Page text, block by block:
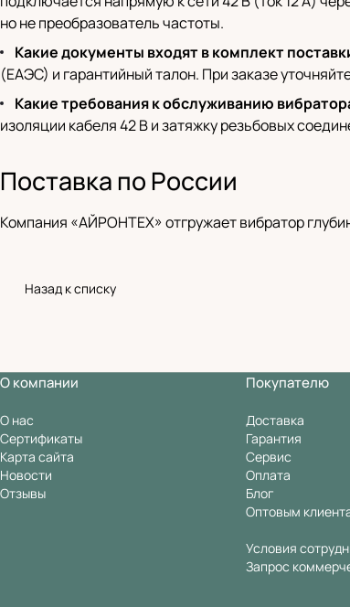
но не преобразователь частоты.
Какие документы входят в комплект
(ЕАЭС) и гарантийный талон. При заказе
Какие требования к обслуживанию
изоляции кабеля 42 В и затяжку резьбовых
Поставка по России
Компания «АЙРОНТЕХ» отгружает вибратор
Назад к списку
О компании
О нас
Сертификаты
Карта сайта
Новости
Отзывы
Покупателю
Доставка
Гарантия
Сервис
Оплата
Блог
Оптовым
Условия
Запрос